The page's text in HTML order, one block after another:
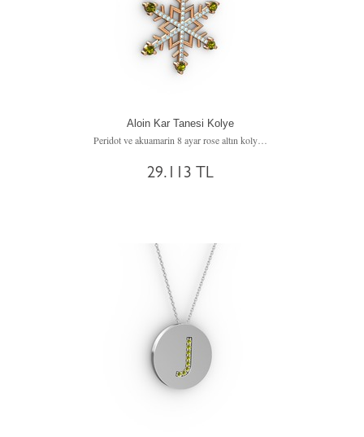
Aloin Kar Tanesi Kolye
Peridot ve akuamarin 8 ayar rose altın kolye (40 cm gümüş rolo zincir)
29.113 TL